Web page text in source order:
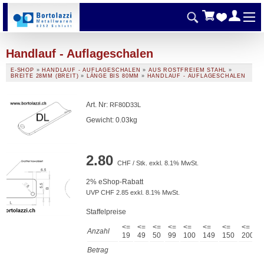
Handlauf - Auflageschalen
E-SHOP » HANDLAUF - AUFLAGESCHALEN » AUS ROSTFREIEM STAHL »
BREITE 28MM (BREIT) » LÄNGE BIS 80MM » HANDLAUF - AUFLAGESCHALEN
Art. Nr: RF80D33L
Gewicht: 0.03kg
2.80 CHF / Stk. exkl. 8.1% MwSt.
2% eShop-Rabatt
UVP CHF 2.85 exkl. 8.1% MwSt.
Staffelpreise
Anzahl
<=
19
<=
49
<=
50
<=
99
<=
100
<=
149
<=
150
<=
200
Betrag